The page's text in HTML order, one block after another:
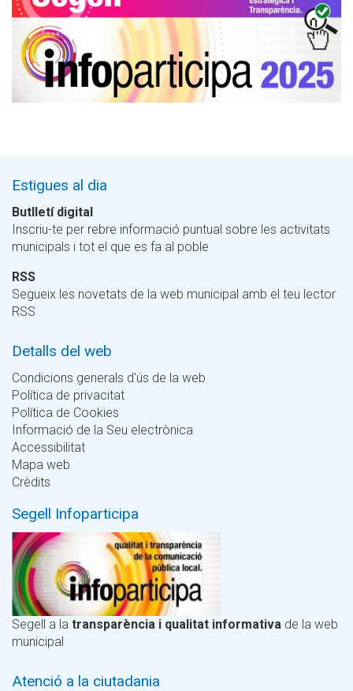
Estigues al dia
Butlletí digital
Inscriu-te per rebre informació puntual sobre les activitats
municipals i tot el que es fa al poble
RSS
Segueix les novetats de la web municipal amb el teu lector
RSS
Detalls del web
Condicions generals d'ús de la web
Política de privacitat
Política de Cookies
Informació de la Seu electrònica
Accessibilitat
Mapa web
Crèdits
Segell Infoparticipa
Segell a la transparència i qualitat informativa de la web
municipal
Atenció a la ciutadania